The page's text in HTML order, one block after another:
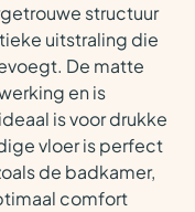
structuur
uitstraling die
De matte
en is
is voor drukke
vloer is perfect
de badkamer,
comfort